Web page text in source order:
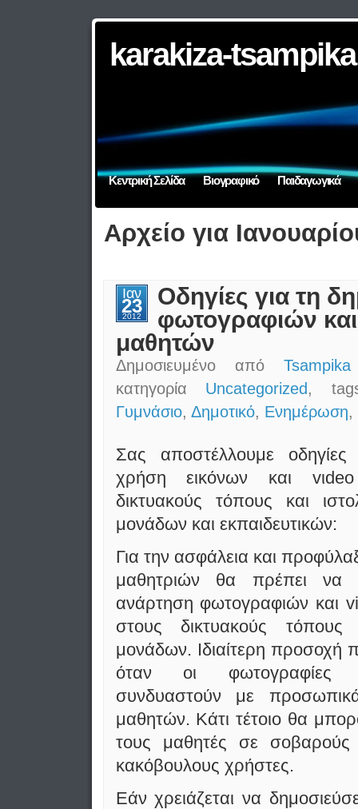
karakiza-tsampika
Κεντρική Σελίδα Βιογραφικό Παιδαγωγικά
Αρχείο για
Ιαν
23
2012
Οδηγίες για τη
φωτογραφιών
μαθητών
Δημοσιευμένο από
κατηγορία Uncategorized ,
Γυμνάσιο, Δημοτικό, Ενημέρωση,
Σας αποστέλλουμε
χρήση εικόνων και
δικτυακούς τόπους και
μονάδων και εκπαιδευτικών:
Για την ασφάλεια και
μαθητριών θα πρέπει να
ανάρτηση φωτογραφιών και
στους δικτυακούς
μονάδων. Ιδιαίτερη προσοχή
όταν οι
συνδυαστούν με
μαθητών. Κάτι τέτοιο θα
τους μαθητές σε σοβαρούς
κακόβουλους χρήστες.
Εάν χρειάζεται να